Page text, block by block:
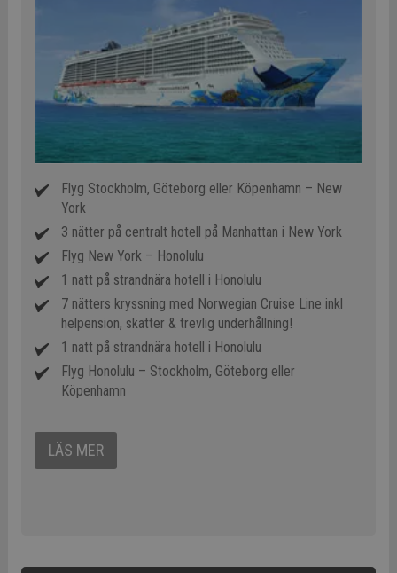
Flyg Stockholm, Göteborg eller Köpenhamn – New
York
3 nätter på centralt hotell på Manhattan i New York
Flyg New York – Honolulu
1 natt på strandnära hotell i Honolulu
7 nätters kryssning med Norwegian Cruise Line inkl
helpension, skatter & trevlig underhållning!
1 natt på strandnära hotell i Honolulu
Flyg Honolulu – Stockholm, Göteborg eller
Köpenhamn
LÄS MER